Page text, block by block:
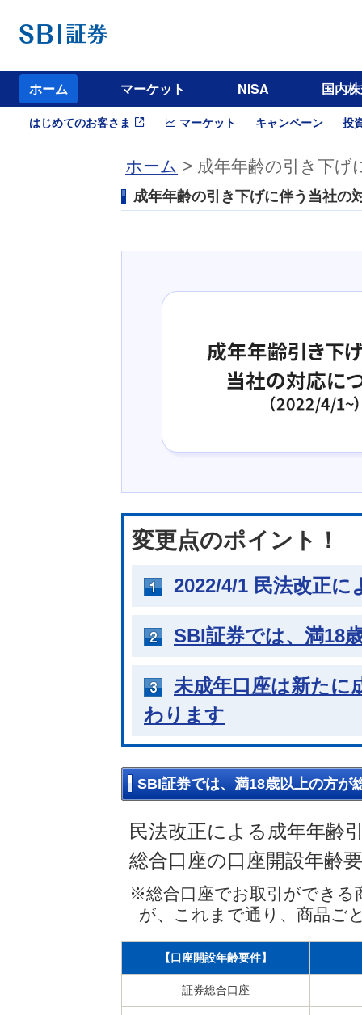
ホーム マーケット NISA 国内
はじめてのお客さま マーケット キャンペーン 投
ホーム > 成年年齢の引き下げ
成年年齢の引き下げに伴う当社の
変更点のポイント！
2022/4/1 民法改正に
SBI証券では、満18
未成年口座は新たに
わります
SBI証券では、満18歳以上の方が
民法改正による成年年齢
総合口座の口座開設年齢
※総合口座でお取引ができる
が、これまで通り、商品ご
【口座開設年齢要件】
証券総合口座